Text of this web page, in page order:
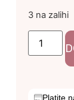
3 na zalihi
Platite